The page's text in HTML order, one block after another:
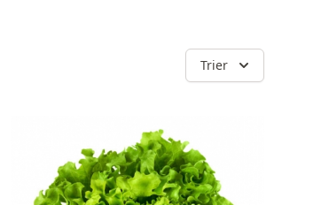
Trier